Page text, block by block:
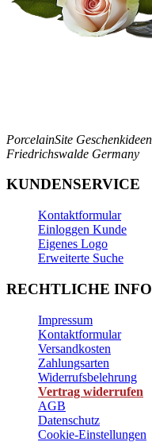
PorcelainSite
Friedrichswalde Germany
KUNDENSERVICE
Kontaktformular
Einloggen Kunde
Eigenes Logo
Erweiterte Suche
RECHTLICHE
Impressum
Kontaktformular
Versandkosten
Zahlungsarten
Widerrufsbelehrung
Vertrag widerrufen
AGB
Datenschutz
Cookie-Einstellungen